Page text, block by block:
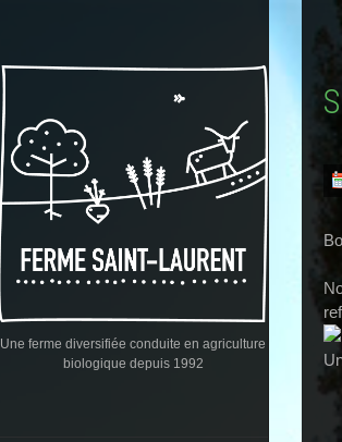
Une ferme diversifiée conduite en agriculture
biologique depuis 1992